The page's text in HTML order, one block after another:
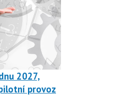
2027,
provoz